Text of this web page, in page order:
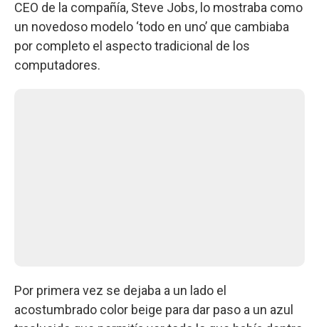
CEO de la compañía, Steve Jobs, lo mostraba como
un novedoso modelo ‘todo en uno’ que cambiaba
por completo el aspecto tradicional de los
computadores.
Por primera vez se dejaba a un lado el
acostumbrado color beige para dar paso a un azul